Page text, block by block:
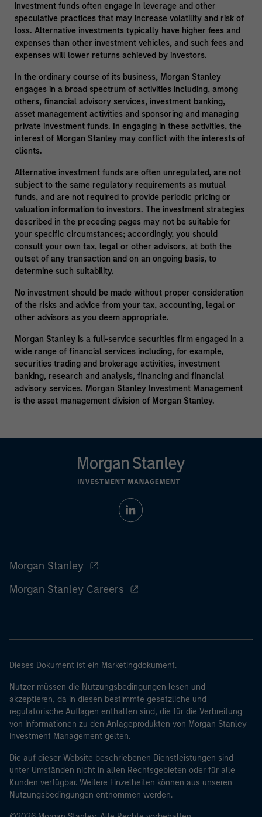
investment funds often engage in leverage and other
speculative practices that may increase volatility and risk of
loss. Alternative investments typically have higher fees and
expenses than other investment vehicles, and such fees and
expenses will lower returns achieved by investors.
In the ordinary course of its business, Morgan Stanley
engages in a broad spectrum of activities including, among
others, financial advisory services, investment banking,
asset management activities and sponsoring and managing
private investment funds. In engaging in these activities, the
interest of Morgan Stanley may conflict with the interests of
clients.
Alternative investment funds are often unregulated, are not
subject to the same regulatory requirements as mutual
funds, and are not required to provide periodic pricing or
valuation information to investors. The investment strategies
described in the preceding pages may not be suitable for
your specific circumstances; accordingly, you should
consult your own tax, legal or other advisors, at both the
outset of any transaction and on an ongoing basis, to
determine such suitability.
No investment should be made without proper consideration
of the risks and advice from your tax, accounting, legal or
other advisors as you deem appropriate.
Morgan Stanley is a full-service securities firm engaged in a
wide range of financial services including, for example,
securities trading and brokerage activities, investment
banking, research and analysis, financing and financial
advisory services. Morgan Stanley Investment Management
is the asset management division of Morgan Stanley.
Morgan Stanley
Morgan Stanley Careers
Dieses Dokument ist ein Marketingdokument.
Nutzer müssen die Nutzungsbedingungen lesen und
akzeptieren, da in diesen bestimmte gesetzliche und
regulatorische Auflagen enthalten sind, die für die Verbreitung
von Informationen zu den Anlageprodukten von Morgan Stanley
Investment Management gelten.
Die auf dieser Website beschriebenen Dienstleistungen sind
unter Umständen nicht in allen Rechtsgebieten oder für alle
Kunden verfügbar. Weitere Einzelheiten können aus unseren
Nutzungsbedingungen entnommen werden.